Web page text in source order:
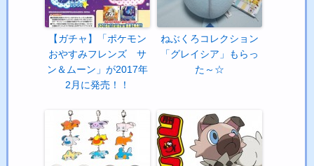
【ガチャ】「ポケモン
おやすみフレンズ サ
ン＆ムーン」が2017年
2月に発売！！
ねぶくろコレクション
「グレイシア」もらっ
た～☆